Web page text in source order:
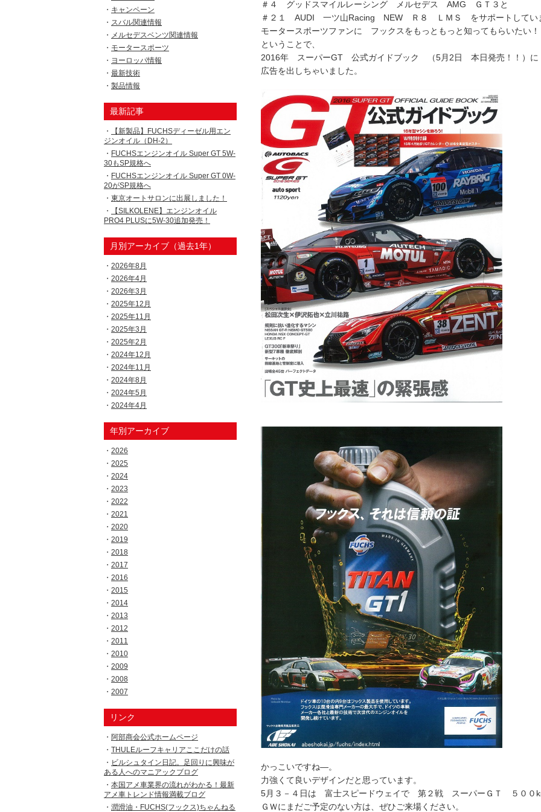
キャンペーン
スバル関連情報
メルセデスベンツ関連情報
モータースポーツ
ヨーロッパ情報
最新技術
製品情報
最新記事
【新製品】FUCHSディーゼル用エン
ジンオイル（DH-2）
FUCHSエンジンオイル Super GT 5W-
30もSP規格へ
FUCHSエンジンオイル Super GT 0W-
20がSP規格へ
東京オートサロンに出展しました！
【SILKOLENE】エンジンオイル
PRO4 PLUSに5W-30追加発売！
月別アーカイブ（過去1年）
2026年8月
2026年4月
2026年3月
2025年12月
2025年11月
2025年3月
2025年2月
2024年12月
2024年11月
2024年8月
2024年5月
2024年4月
年別アーカイブ
2026
2025
2024
2023
2022
2021
2020
2019
2018
2017
2016
2015
2014
2013
2012
2011
2010
2009
2008
2007
リンク
阿部商会公式ホームページ
THULEルーフキャリアここだけの話
ビルシュタイン日記。足回りに興味が
ある人へのマニアックブログ
本国アメ車業界の流れがわかる！最新
アメ車トレンド情報満載ブログ
潤滑油・FUCHS(フックス)ちゃんねる
＃４ グッドスマイルレーシング メルセデス AMG ＧＴ３と
＃２１ AUDI 一ツ山Racing NEW Ｒ８ ＬＭＳ をサポートしてい
モータースポーツファンに フックスをもっともっと知ってもらいたい！
ということで、
2016年 スーパーGT 公式ガイドブック （5月2日 本日発売！！）に
広告を出しちゃいました。
かっこいですね―。
力強くて良いデザインだと思っています。
5月３－４日は 富士スピードウェイで 第２戦 スーパーＧＴ ５００
ＧＷにまだご予定のない方は、ぜひご来場ください。